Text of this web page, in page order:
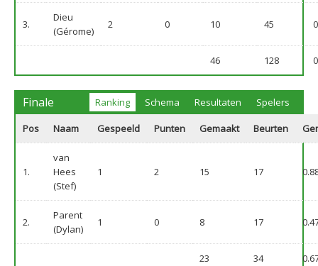
3.
Dieu
(Gérome)
2 0 10 45
46 128
Finale Ranking Schema Resultaten Spelers
Pos Naam Gespeeld Punten Gemaakt Beurten
1.
van
Hees
(Stef)
1 2 15 17
2.
Parent
(Dylan)
1 0 8 17
23 34